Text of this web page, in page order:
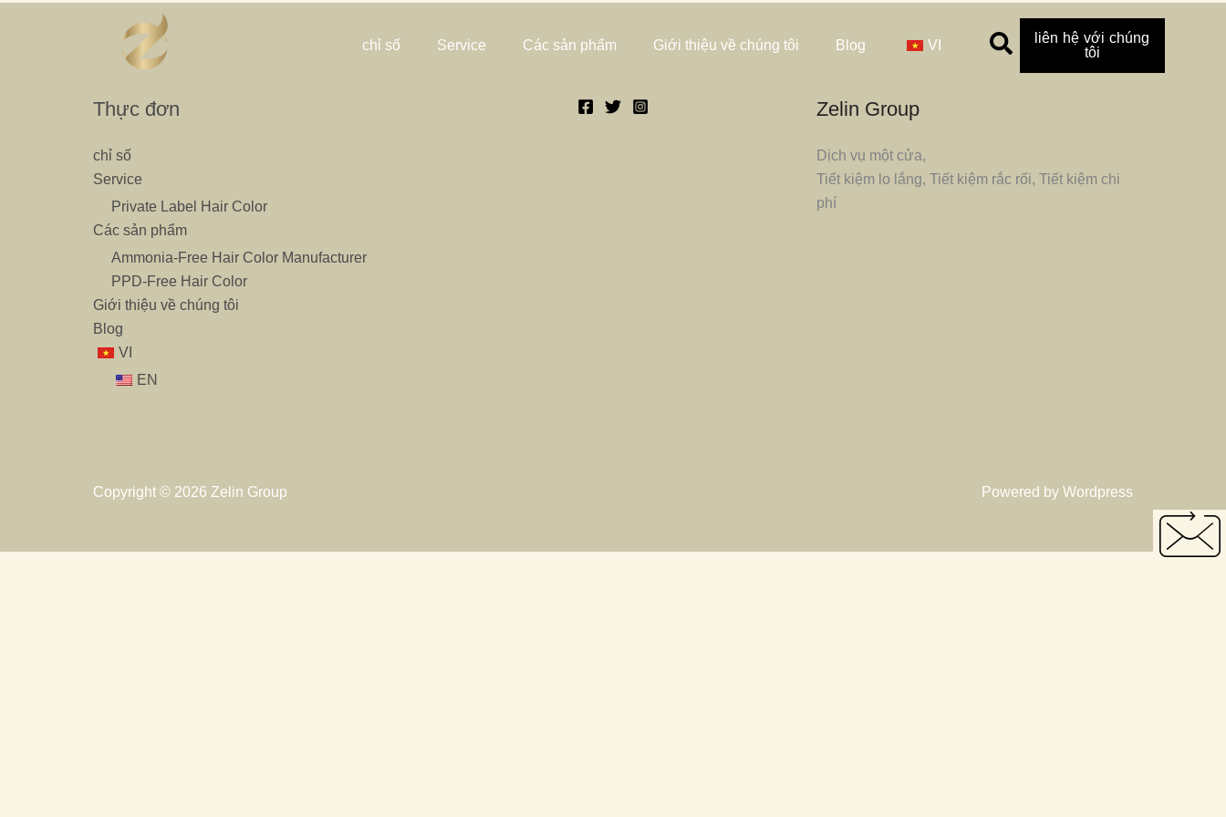
chỉ số Service Các sản phẩm Giới thiệu về chúng tôi Blog VI
liên hệ với chúng
tôi
Thực đơn
chỉ số
Service
Private Label Hair Color
Các sản phẩm
Ammonia-Free Hair Color Manufacturer
PPD-Free Hair Color
Giới thiệu về chúng tôi
Blog
VI
EN
Zelin Group
Dịch vụ một cửa,
Tiết kiệm lo lắng, Tiết kiệm rắc rối, Tiết kiệm chi
phí
Copyright © 2026 Zelin Group Powered by Wordpress